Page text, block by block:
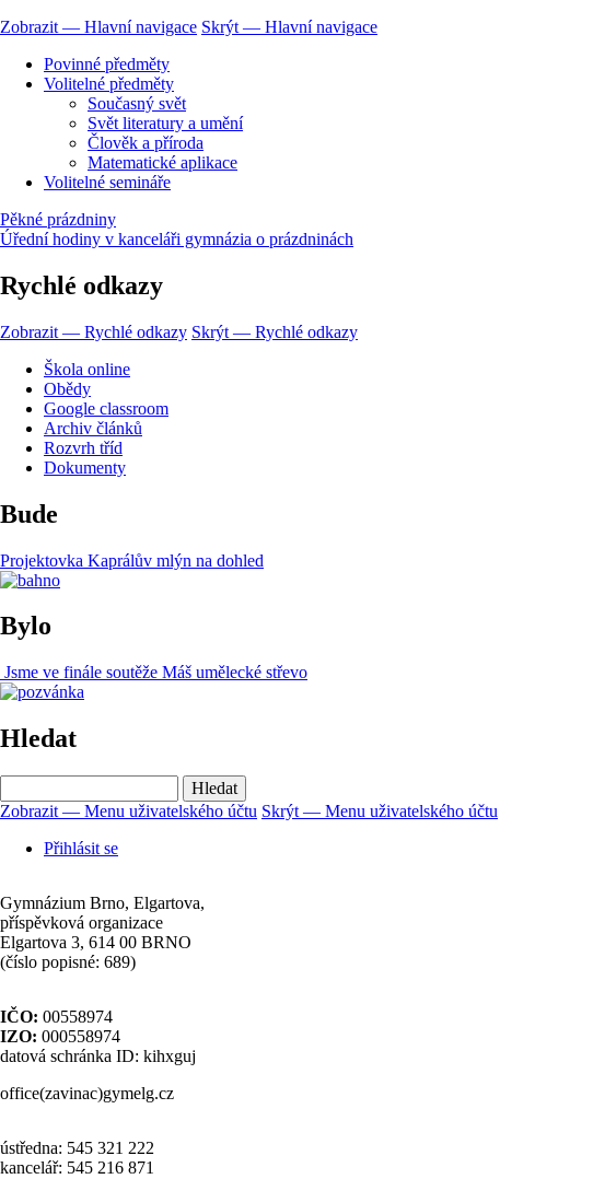
Drobečková
Hlavní
navigace
Zobrazit — Hlavní navigace Skrýt — Hlavní navigace
Povinné předměty
Volitelné předměty
Současný svět
Svět literatury a umění
Člověk a příroda
Matematické aplikace
Volitelné semináře
Pěkné prázdniny
Úřední hodiny v kanceláři gymnázia o prázdninách
Rychlé odkazy
Zobrazit — Rychlé odkazy Skrýt — Rychlé odkazy
Škola online
Obědy
Google classroom
Archiv článků
Rozvrh tříd
Dokumenty
Bude
Projektovka Kaprálův mlýn na dohled
Bylo
Jsme ve finále soutěže Máš umělecké střevo
Hledat
Menu
účtu
Zobrazit — Menu uživatelského účtu Skrýt — Menu uživatelského účtu
Přihlásit se
Gymnázium Brno, Elgartova,
příspěvková organizace
Elgartova 3, 614 00 BRNO
(číslo popisné: 689)
IČO: 00558974
IZO: 000558974
datová schránka ID: kihxguj
office(zavinac)gymelg.cz
ústředna: 545 321 222
kancelář: 545 216 871